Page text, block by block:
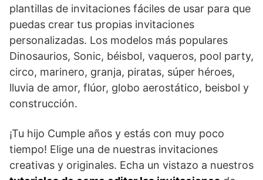
plantillas de invitaciones fáciles de usar para que
puedas crear tus propias invitaciones
personalizadas. Los modelos más populares
Dinosaurios, Sonic, béisbol, vaqueros, pool party,
circo, marinero, granja, piratas, súper héroes,
lluvia de amor, flúor, globo aerostático, beisbol y
construcción.
¡Tu hijo Cumple años y estás con muy poco
tiempo! Elige una de nuestras invitaciones
creativas y originales. Echa un vistazo a nuestros